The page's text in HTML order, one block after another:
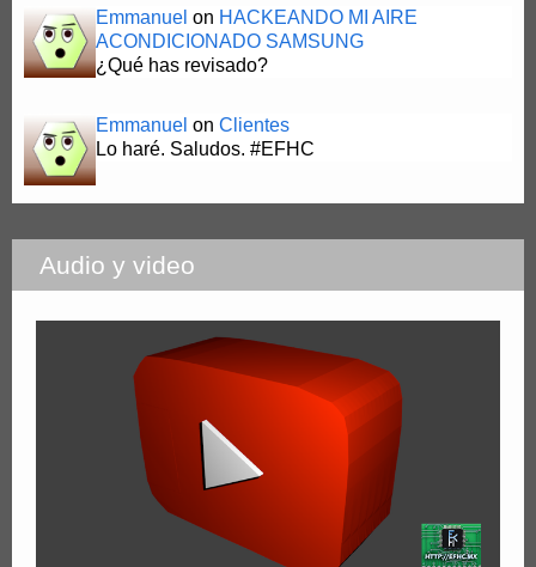
Emmanuel on HACKEANDO MI AIRE
ACONDICIONADO SAMSUNG
¿Qué has revisado?
Emmanuel on Clientes
Lo haré. Saludos. #EFHC
Audio y video